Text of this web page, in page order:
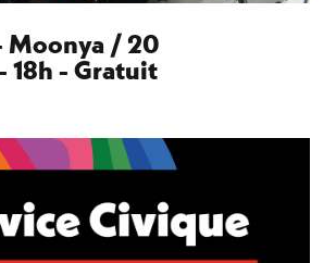
Moonya / 20
18h - Gratuit